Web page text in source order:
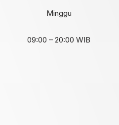
Minggu
09:00 – 20:00 WIB